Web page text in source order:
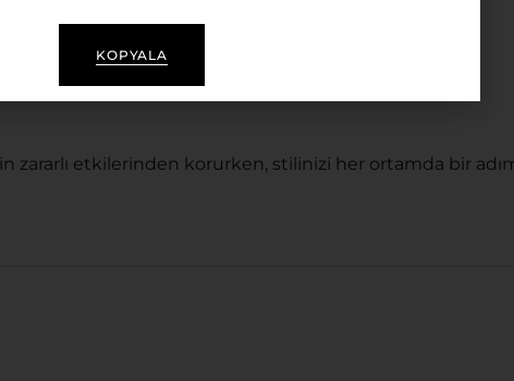
zararlı etkilerinden korurken, stilinizi her ortamda bir
KOPYALA